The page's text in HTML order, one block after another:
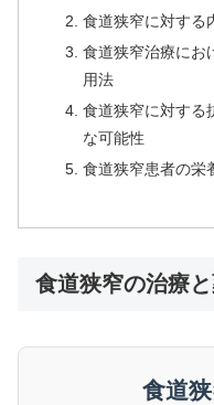
食道狭窄に対する
食道狭窄治療にお
用法
食道狭窄に対する
な可能性
食道狭窄患者の栄
食道狭窄の治療
食道